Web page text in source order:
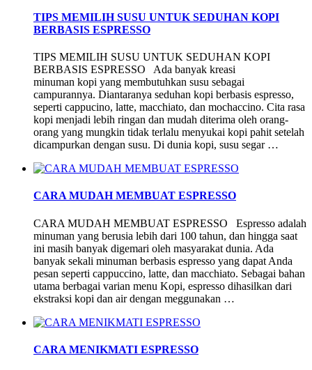
TIPS MEMILIH SUSU UNTUK SEDUHAN KOPI
BERBASIS ESPRESSO
TIPS MEMILIH SUSU UNTUK SEDUHAN KOPI
BERBASIS ESPRESSO Ada banyak kreasi
minuman kopi yang membutuhkan susu sebagai
campurannya. Diantaranya seduhan kopi berbasis espresso,
seperti cappucino, latte, macchiato, dan mochaccino. Cita rasa
kopi menjadi lebih ringan dan mudah diterima oleh orang-
orang yang mungkin tidak terlalu menyukai kopi pahit setelah
dicampurkan dengan susu. Di dunia kopi, susu segar …
CARA MUDAH MEMBUAT ESPRESSO
CARA MUDAH MEMBUAT ESPRESSO Espresso adalah
minuman yang berusia lebih dari 100 tahun, dan hingga saat
ini masih banyak digemari oleh masyarakat dunia. Ada
banyak sekali minuman berbasis espresso yang dapat Anda
pesan seperti cappuccino, latte, dan macchiato. Sebagai bahan
utama berbagai varian menu Kopi, espresso dihasilkan dari
ekstraksi kopi dan air dengan meggunakan …
CARA MENIKMATI ESPRESSO